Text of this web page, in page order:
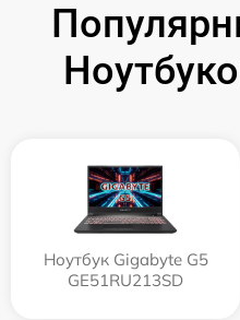
Ноутбук Gigabyte G5
GE51RU213SD